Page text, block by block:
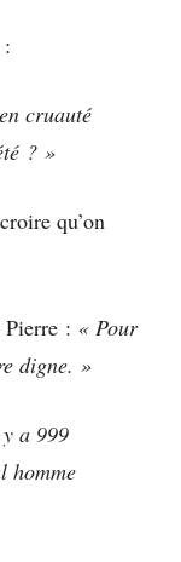
cruauté
? »
qu’on
Pierre : « Pour
digne. »
a 999
homme